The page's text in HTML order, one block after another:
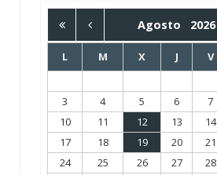
Agosto 2026
L M X J V
3
4 5 6 7
10
11 12 13 14
17
18 19 20 21
24
25 26 27 28